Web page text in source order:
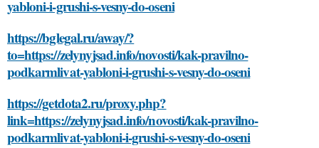
yabloni-i-grushi-s-vesny-do-oseni
https://bglegal.ru/away/?
to=https://zelynyjsad.info/novosti/kak-pravilno-
podkarmlivat-yabloni-i-grushi-s-vesny-do-oseni
https://getdota2.ru/proxy.php?
link=https://zelynyjsad.info/novosti/kak-pravilno-
podkarmlivat-yabloni-i-grushi-s-vesny-do-oseni